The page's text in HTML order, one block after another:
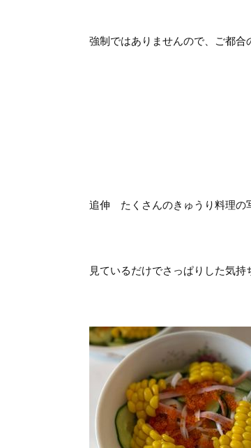
強制ではありませんので、ご都合
追伸 たくさんのきゅうり料理の
見ているだけでさっぱりした気持